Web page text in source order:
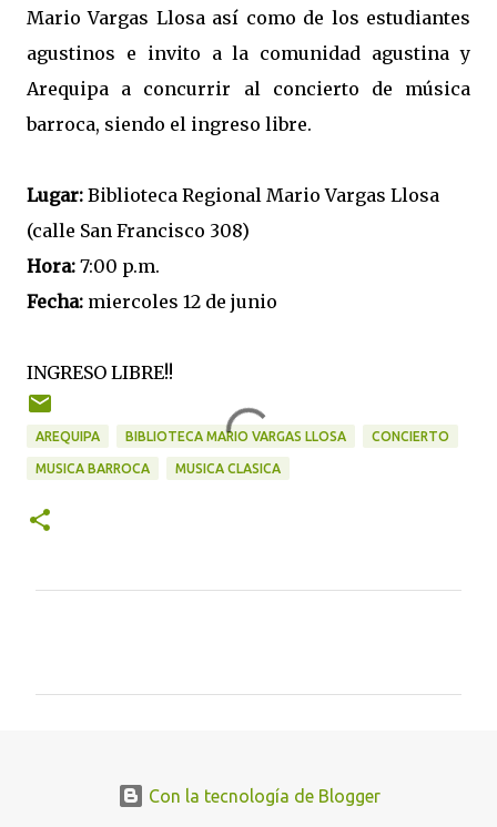
Mario Vargas Llosa así como de los estudiantes
agustinos e invito a la comunidad agustina y
Arequipa a concurrir al concierto de música
barroca, siendo el ingreso libre.
Lugar: Biblioteca Regional Mario Vargas Llosa
(calle San Francisco 308)
Hora: 7:00 p.m.
Fecha: miercoles 12 de junio
INGRESO LIBRE!!
AREQUIPA BIBLIOTECA MARIO VARGAS LLOSA CONCIERTO
MUSICA BARROCA MUSICA CLASICA
Con la tecnología de Blogger